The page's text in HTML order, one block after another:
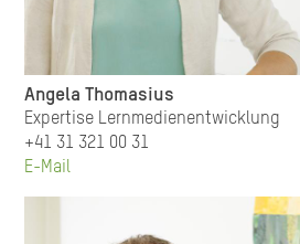
Angela Thomasius
Expertise Lernmedienentwicklung
+41 31 321 00 31
E-Mail